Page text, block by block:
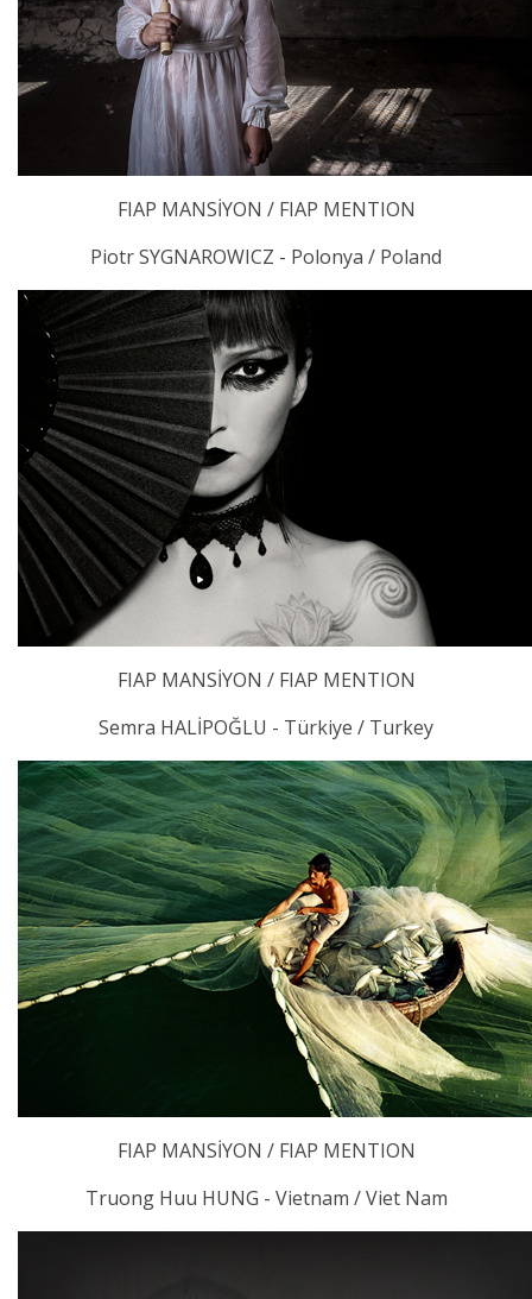
FIAP MANSİYON / FIAP MENTION
Piotr SYGNAROWICZ - Polonya / Poland
FIAP MANSİYON / FIAP MENTION
Semra HALİPOĞLU - Türkiye / Turkey
FIAP MANSİYON / FIAP MENTION
Truong Huu HUNG - Vietnam / Viet Nam